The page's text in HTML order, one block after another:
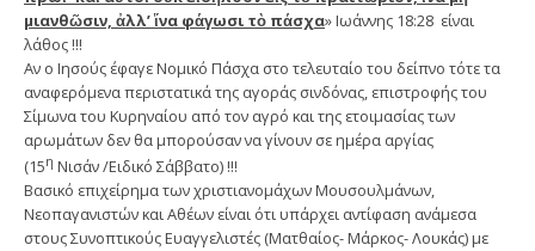
μιανθῶσιν, ἀλλ’ ἵνα φάγωσι τὸ πάσχα» Ιωάννης 18:28 είναι
λάθος !!!
Αν ο Ιησούς έφαγε Νομικό Πάσχα στο τελευταίο του δείπνο τότε τα
αναφερόμενα περιστατικά της αγοράς σινδόνας, επιστροφής του
Σίμωνα του Κυρηναίου από τον αγρό και της ετοιμασίας των
αρωμάτων δεν θα μπορούσαν να γίνουν σε ημέρα αργίας
(15η Νισάν /Ειδικό Σάββατο) !!!
Βασικό επιχείρημα των χριστιανομάχων Μουσουλμάνων,
Νεοπαγανιστών και Αθέων είναι ότι υπάρχει αντίφαση ανάμεσα
στους Συνοπτικούς Ευαγγελιστές (Ματθαίος- Μάρκος- Λουκάς) με